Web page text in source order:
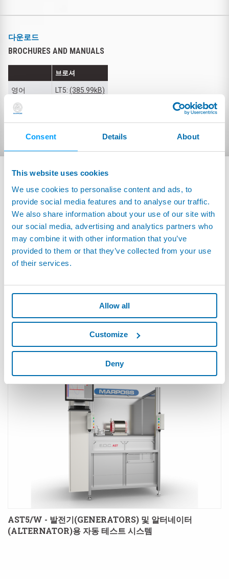
Consent Details About
This website uses cookies
We use cookies to personalise content and ads, to
provide social media features and to analyse our traffic.
We also share information about your use of our site with
our social media, advertising and analytics partners who
may combine it with other information that you’ve
provided to them or that they’ve collected from your use
of their services.
Allow all
Customize
Deny
다운로드
BROCHURES AND MANUALS
브로셔
영어 LT5: (385.99kB)
이탈리아어
간체 중국어 LT5:(0.97MB)
제품 관련
AMT5/W - 모터 시험 자동화 시스템
AST5/W - 발전기(GENERATORS) 및 알터네이터
(ALTERNATOR)용 자동 테스트 시스템